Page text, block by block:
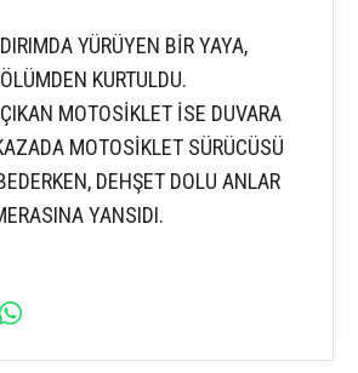
YÜRÜYEN BİR YAYA,
KURTULDU.
MOTOSİKLET İSE DUVARA
MOTOSİKLET SÜRÜCÜSÜ
DEHŞET DOLU ANLAR
YANSIDI.